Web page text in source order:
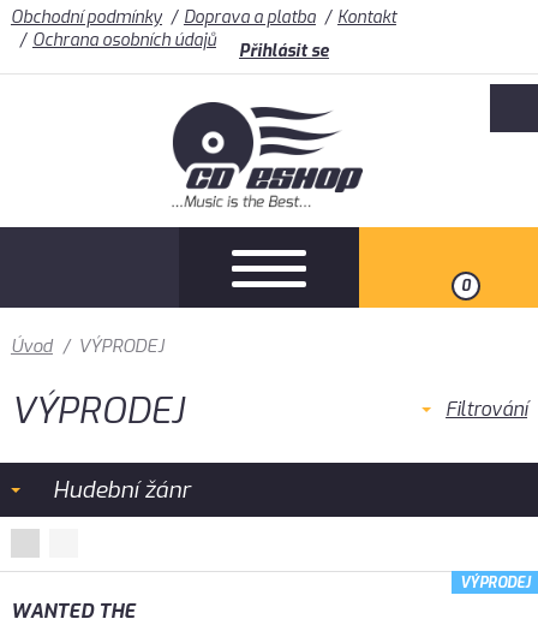
Obchodní podmínky Doprava a platba
Kontakt
Ochrana osobních údajů
Přihlásit se
0
Úvod / VÝPRODEJ
VÝPRODEJ Filtrování
Hudební žánr
WANTED THE
VÝPRODEJ